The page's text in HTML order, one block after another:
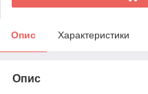
Опис Характеристики
Опис